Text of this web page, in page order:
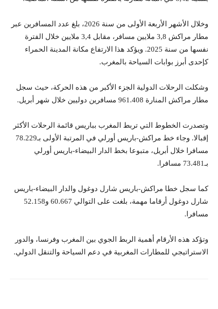
وخلال الأشهر الأربعة الأولى من سنة 2026، بلغ عدد المسافرين عبر
مطار مراكش 3,8 ملايين مسافر، مقابل 3,4 ملايين خلال الفترة
نفسها من سنة 2025. ويؤكد هذا الارتفاع مكانة المدينة الحمراء
كإحدى أبرز بوابات السياحة بالمغرب.
وشكلت الرحلات الدولية الجزء الأكبر من هذه الحركة، حيث سجل
مطار مراكش المنارة 961.408 مسافرين دوليين خلال شهر أبريل.
وتصدرت الخطوط التي تربط المغرب بباريس قائمة الرحلات الأكثر
إقبالا. وجاء خط مراكش-باريس أورلي في المرتبة الأولى بـ78.229
مسافرا خلال أبريل، متبوعا بخط الدار البيضاء-باريس أورلي
بـ73.481 مسافرا.
كما سجل خطا مراكش-باريس شارل دوغول والدار البيضاء-باريس
شارل دوغول أرقاما مهمة، بلغت على التوالي 60.667 و52.158
مسافرا.
وتؤكد هذه الأرقام أهمية الربط الجوي بين المغرب وفرنسا، والدور
الاستراتيجي للمطارات المغربية في دعم السياحة والتنقل الدولي.